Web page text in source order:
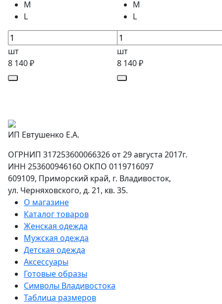
M
L
шт
8 140 ₽
M
L
шт
8 140 ₽
ИП Евтушенко Е.А.
ОГРНИП 317253600066326 от 29 августа 2017г.
ИНН 253600946160 ОКПО 0119716097
609109, Приморский край, г. Владивосток,
ул. Черняховского, д. 21, кв. 35.
О магазине
Каталог товаров
Женская одежда
Мужская одежда
Детская одежда
Аксессуары
Готовые образы
Символы Владивостока
Таблица размеров